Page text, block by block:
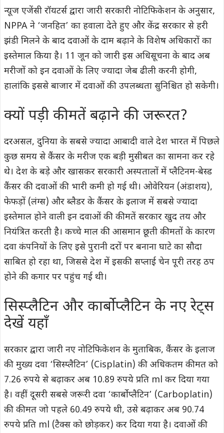
न्यूज एजेंसी रॉयटर्स द्वारा जारी सरकारी नोटिफिकेशन के अनुसार,
NPPA ने ‘जनहित’ का हवाला देते हुए और केंद्र सरकार से हरी
झंडी मिलने के बाद दवाओं के दाम बढ़ाने के विशेष अधिकारों का
इस्तेमाल किया है। 11 जून को जारी इस अधिसूचना के बाद अब
मरीजों को इन दवाओं के लिए ज्यादा जेब ढीली करनी होगी,
हालांकि इससे बाजार में दवाओं की उपलब्धता सुनिश्चित हो सकेगी।
क्यों पड़ी कीमतें बढ़ाने की जरूरत?
दरअसल, दुनिया के सबसे ज्यादा आबादी वाले देश भारत में पिछले
कुछ समय से कैंसर के मरीज एक बड़ी मुसीबत का सामना कर रहे
थे। देश के बड़े और खासकर सरकारी अस्पतालों में प्लैटिनम-बेस्ड
कैंसर की दवाओं की भारी कमी हो गई थी। ओवेरियन (अंडाशय),
फेफड़ों (लंग्स) और ब्लैडर के कैंसर के इलाज में सबसे ज्यादा
इस्तेमाल होने वाली इन दवाओं की कीमतें सरकार खुद तय और
नियंत्रित करती है। कच्चे माल की आसमान छूती कीमतों के कारण
दवा कंपनियों के लिए इसे पुरानी दरों पर बनाना घाटे का सौदा
साबित हो रहा था, जिससे देश में इसकी सप्लाई चेन पूरी तरह ठप
होने की कगार पर पहुंच गई थी।
सिस्प्लैटिन और कार्बोप्लैटिन के नए रेट्स
देखें यहाँ
सरकार द्वारा जारी नए नोटिफिकेशन के मुताबिक, कैंसर के इलाज
की मुख्य दवा ‘सिस्प्लैटिन’ (Cisplatin) की अधिकतम कीमत को
7.26 रुपये से बढ़ाकर अब 10.89 रुपये प्रति ml कर दिया गया
है। वहीं दूसरी सबसे जरूरी दवा ‘कार्बोप्लैटिन’ (Carboplatin)
की कीमत जो पहले 60.49 रुपये थी, उसे बढ़ाकर अब 90.74
रुपये प्रति ml (टैक्स को छोड़कर) कर दिया गया है। दवाओं की